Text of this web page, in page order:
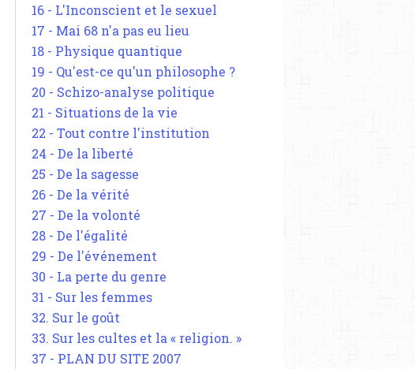
16 - L'Inconscient et le sexuel
17 - Mai 68 n'a pas eu lieu
18 - Physique quantique
19 - Qu'est-ce qu'un philosophe ?
20 - Schizo-analyse politique
21 - Situations de la vie
22 - Tout contre l'institution
24 - De la liberté
25 - De la sagesse
26 - De la vérité
27 - De la volonté
28 - De l'égalité
29 - De l'événement
30 - La perte du genre
31 - Sur les femmes
32. Sur le goût
33. Sur les cultes et la « religion. »
37 - PLAN DU SITE 2007